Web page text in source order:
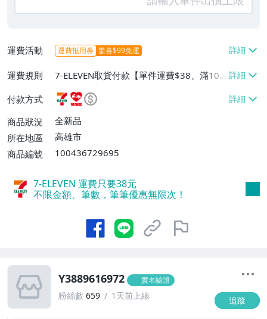
運費活動 運費抵用券 驚喜$99免運
運費規則
7-ELEVEN取貨付款【單件運費$38、滿100
件或消費滿$1000000免運費】、7-ELEVEN
取貨不付款【單件運費$38】、萊爾富取貨
付款【單件運費$60、滿50件或消費滿$30
0000免運費】、郵局掛號【單件運費$50、
付款方式
商品狀況
全新品
所在地區
高雄市
商品編號
100436729695
7-ELEVEN 運費只要38元
不限金額、筆數，筆筆優惠無限次！
Y3889616972 實名驗證
粉絲數 659 1天前上線 追蹤